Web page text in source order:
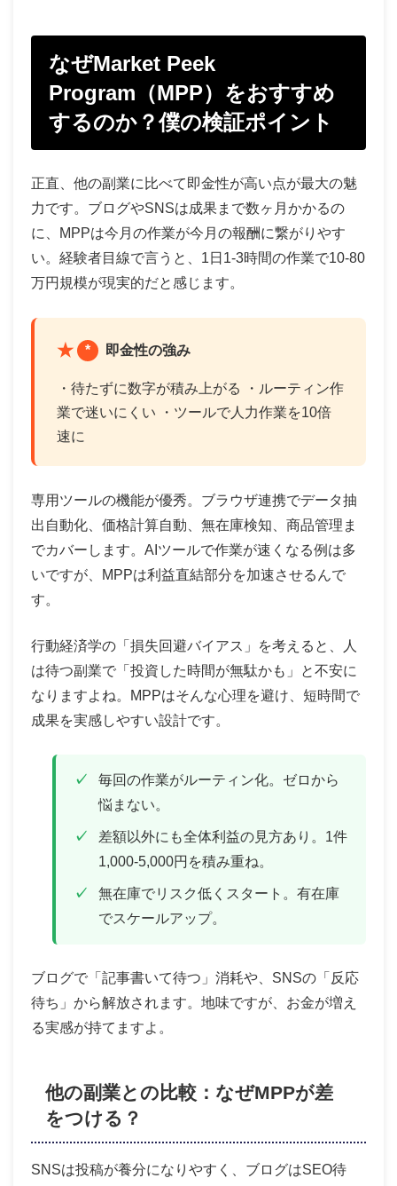
なぜMarket Peek
Program（MPP）をおすすめ
するのか？僕の検証ポイント
正直、他の副業に比べて即金性が高い点が最大の魅
力です。ブログやSNSは成果まで数ヶ月かかるの
に、MPPは今月の作業が今月の報酬に繋がりやす
い。経験者目線で言うと、1日1-3時間の作業で10-80
万円規模が現実的だと感じます。
* 即金性の強み
・待たずに数字が積み上がる ・ルーティン作
業で迷いにくい ・ツールで人力作業を10倍
速に
専用ツールの機能が優秀。ブラウザ連携でデータ抽
出自動化、価格計算自動、無在庫検知、商品管理ま
でカバーします。AIツールで作業が速くなる例は多
いですが、MPPは利益直結部分を加速させるんで
す。
行動経済学の「損失回避バイアス」を考えると、人
は待つ副業で「投資した時間が無駄かも」と不安に
なりますよね。MPPはそんな心理を避け、短時間で
成果を実感しやすい設計です。
毎回の作業がルーティン化。ゼロから
悩まない。
差額以外にも全体利益の見方あり。1件
1,000-5,000円を積み重ね。
無在庫でリスク低くスタート。有在庫
でスケールアップ。
ブログで「記事書いて待つ」消耗や、SNSの「反応
待ち」から解放されます。地味ですが、お金が増え
る実感が持てますよ。
他の副業との比較：なぜMPPが差
をつける？
SNSは投稿が養分になりやすく、ブログはSEO待